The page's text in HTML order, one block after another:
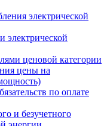
электрической
электрической
ценовой категории
цены на
по оплате
и безучетного